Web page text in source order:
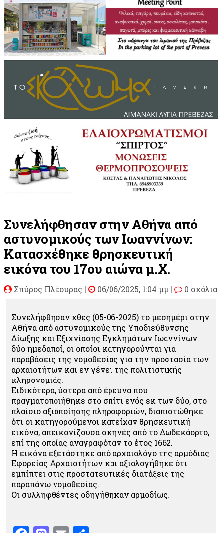
Συνελήφθησαν στην Αθήνα από
αστυνομικούς των Ιωαννίνων:
Κατασχέθηκε θρησκευτική
εικόνα του 17ου αιώνα μ.Χ.
Σπύρος Πλέουρας | 06/06/2025, 1:04 μμ | 0 σχόλια
Συνελήφθησαν χθες (05-06-2025) το μεσημέρι στην
Αθήνα από αστυνομικούς της Υποδιεύθυνσης
Δίωξης και Εξιχνίασης Εγκλημάτων Ιωαννίνων
δύο ημεδαποί, οι οποίοι κατηγορούνται για
παραβάσεις της νομοθεσίας για την προστασία των
αρχαιοτήτων και εν γένει της πολιτιστικής
κληρονομιάς.
Ειδικότερα, ύστερα από έρευνα που
πραγματοποιήθηκε στο σπίτι ενός εκ των δύο, στο
πλαίσιο αξιοποίησης πληροφοριών, διαπιστώθηκε
ότι οι κατηγορούμενοι κατείχαν θρησκευτική
εικόνα, απεικονίζουσα σκηνές από το Δωδεκάορτο,
επί της οποίας αναγραφόταν το έτος 1662.
Η εικόνα εξετάστηκε από αρχαιολόγο της αρμόδιας
Εφορείας Αρχαιοτήτων και αξιολογήθηκε ότι
εμπίπτει στις προστατευτικές διατάξεις της
παραπάνω νομοθεσίας.
Οι συλληφθέντες οδηγήθηκαν αρμοδίως.